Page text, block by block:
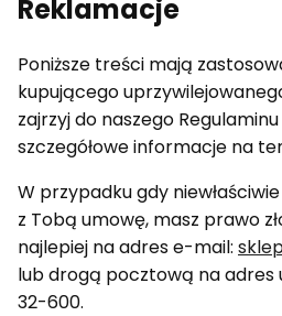
Reklamacje
Poniższe treści mają
kupującego
zajrzyj do naszego
szczegółowe informacje na
W przypadku gdy
z Tobą umowę, masz prawo
najlepiej na adres e-mail:
lub drogą pocztową na adres
32-600.